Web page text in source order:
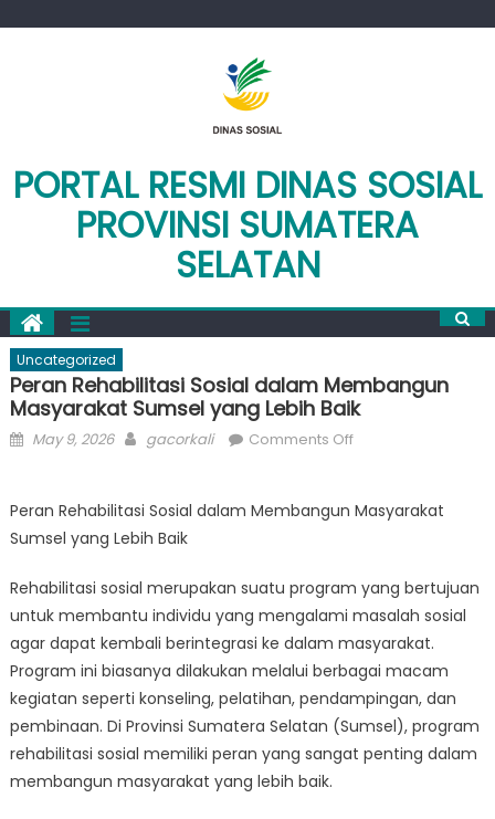
PORTAL RESMI DINAS SOSIAL
PROVINSI SUMATERA
SELATAN
Uncategorized
Peran Rehabilitasi Sosial dalam Membangun
Masyarakat Sumsel yang Lebih Baik
Posted
May 9, 2026 Author
gacorkali Comments Offon
Sosial
Masyarakat
Sumsel
yang
Lebih
Baik
Peran Rehabilitasi Sosial dalam Membangun Masyarakat
Sumsel yang Lebih Baik
Rehabilitasi sosial merupakan suatu program yang bertujuan
untuk membantu individu yang mengalami masalah sosial
agar dapat kembali berintegrasi ke dalam masyarakat.
Program ini biasanya dilakukan melalui berbagai macam
kegiatan seperti konseling, pelatihan, pendampingan, dan
pembinaan. Di Provinsi Sumatera Selatan (Sumsel), program
rehabilitasi sosial memiliki peran yang sangat penting dalam
membangun masyarakat yang lebih baik.